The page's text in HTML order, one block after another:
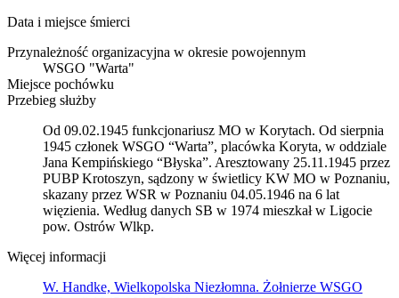
Data i miejsce śmierci
Przynależność organizacyjna w okresie powojennym
WSGO "Warta"
Miejsce pochówku
Przebieg służby
Od 09.02.1945 funkcjonariusz MO w Korytach. Od sierpnia
1945 członek WSGO “Warta”, placówka Koryta, w oddziale
Jana Kempińskiego “Błyska”. Aresztowany 25.11.1945 przez
PUBP Krotoszyn, sądzony w świetlicy KW MO w Poznaniu,
skazany przez WSR w Poznaniu 04.05.1946 na 6 lat
więzienia. Według danych SB w 1974 mieszkał w Ligocie
pow. Ostrów Wlkp.
Więcej informacji
W. Handke, Wielkopolska Niezłomna. Żołnierze WSGO